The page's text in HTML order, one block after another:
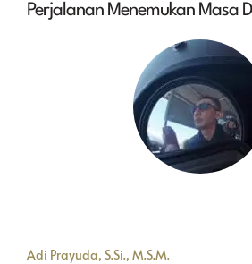
Perjalanan Menemukan Masa
Adi Prayuda, S.Si., M.S.M.